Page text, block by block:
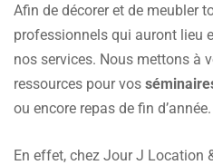
Afin de décorer et de meubler
professionnels qui auront lieu
nos services. Nous mettons à
ressources pour vos
ou encore repas de fin d’année.
En effet, chez Jour J Location